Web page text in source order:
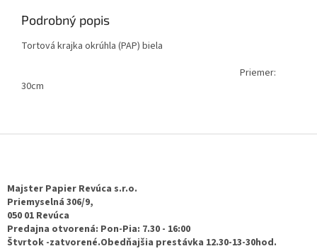
Podrobný popis
Tortová krajka okrúhla (PAP) biela
Priemer:
30cm
Majster Papier Revúca s.r.o.
Priemyselná 306/9,
050 01 Revúca
Predajna otvorená: Pon-Pia: 7.30 - 16:00
Štvrtok -zatvorené.Obedňajšia prestávka 12.30-13-30hod.